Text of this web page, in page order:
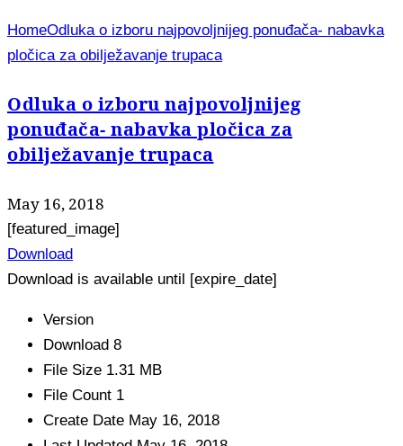
HomeOdluka o izboru najpovoljnijeg ponuđača- nabavka
pločica za obilježavanje trupaca
Odluka o izboru najpovoljnijeg
ponuđača- nabavka pločica za
obilježavanje trupaca
May 16, 2018
[featured_image]
Download
Download is available until [expire_date]
Version
Download 8
File Size 1.31 MB
File Count 1
Create Date May 16, 2018